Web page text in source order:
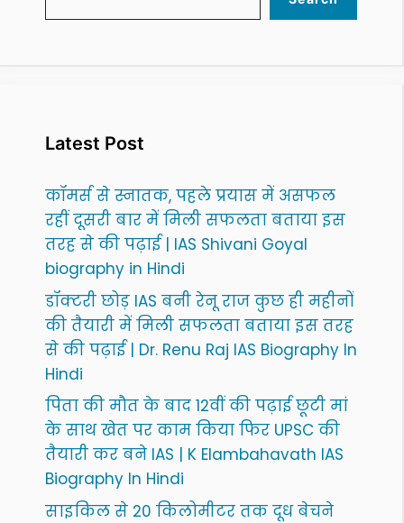
Latest Post
कॉमर्स से स्नातक, पहले प्रयास में असफल
रहीं दूसरी बार में मिली सफलता बताया इस
तरह से की पढ़ाई | IAS Shivani Goyal
biography in Hindi
डॉक्टरी छोड़ IAS बनी रेनू राज कुछ ही महीनों
की तैयारी में मिली सफलता बताया इस तरह
से की पढ़ाई | Dr. Renu Raj IAS Biography In
Hindi
पिता की मौत के बाद 12वीं की पढ़ाई छूटी मां
के साथ खेत पर काम किया फिर UPSC की
तैयारी कर बने IAS | K Elambahavath IAS
Biography In Hindi
साइकिल से 20 किलोमीटर तक दूध बेचने